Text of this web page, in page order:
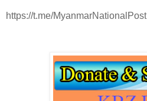
https://t.me/MyanmarNationalPost